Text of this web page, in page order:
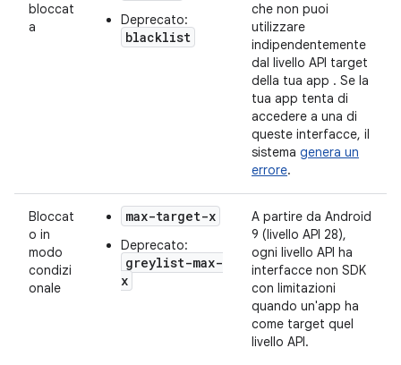
bloccat
a
Deprecato:
blacklist
che non puoi
utilizzare
indipendentemente
dal livello API target
della tua app . Se la
tua app tenta di
accedere a una di
queste interfacce, il
sistema genera un
errore.
Bloccat
o in
modo
condizi
onale
max-target-x
Deprecato:
greylist-max-
x
A partire da Android
9 (livello API 28),
ogni livello API ha
interfacce non SDK
con limitazioni
quando un'app ha
come target quel
livello API.